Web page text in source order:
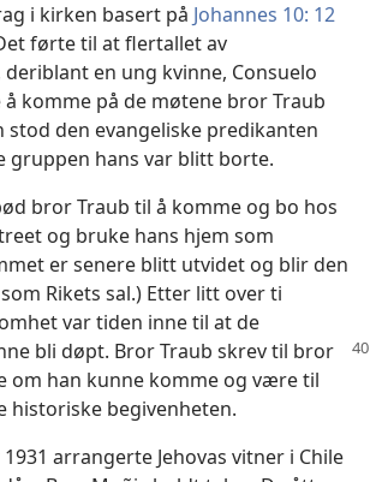
i kirken basert på Johannes 10: 12
førte til at flertallet av
en ung kvinne, Consuelo
å komme på de møtene bror Traub
stod den evangeliske predikanten
gruppen hans var blitt borte.
bror Traub til å komme og bo hos
og bruke hans hjem som
er senere blitt utvidet og blir den
Rikets sal.) Etter litt over ti
var tiden inne til at de
bli døpt. Bror Traub skrev til bror
om han kunne komme og være til
historiske begivenheten.
arrangerte Jehovas vitner i Chile